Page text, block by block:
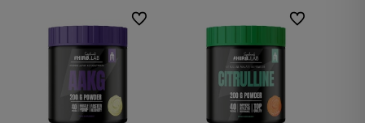
Do ulubionych Do ulubionych